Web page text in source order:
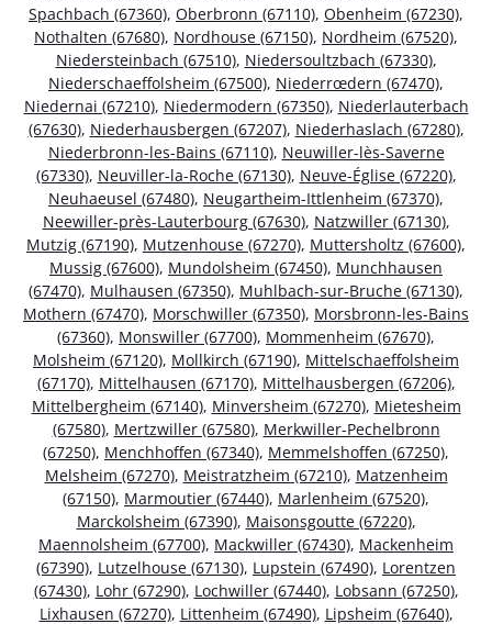
Spachbach (67360), Oberbronn (67110), Obenheim (67230),
Nothalten (67680), Nordhouse (67150), Nordheim (67520),
Niedersteinbach (67510), Niedersoultzbach (67330),
Niederschaeffolsheim (67500), Niederrœdern (67470),
Niedernai (67210), Niedermodern (67350), Niederlauterbach
(67630), Niederhausbergen (67207), Niederhaslach (67280),
Niederbronn-les-Bains (67110), Neuwiller-lès-Saverne
(67330), Neuviller-la-Roche (67130), Neuve-Église (67220),
Neuhaeusel (67480), Neugartheim-Ittlenheim (67370),
Neewiller-près-Lauterbourg (67630), Natzwiller (67130),
Mutzig (67190), Mutzenhouse (67270), Muttersholtz (67600),
Mussig (67600), Mundolsheim (67450), Munchhausen
(67470), Mulhausen (67350), Muhlbach-sur-Bruche (67130),
Mothern (67470), Morschwiller (67350), Morsbronn-les-Bains
(67360), Monswiller (67700), Mommenheim (67670),
Molsheim (67120), Mollkirch (67190), Mittelschaeffolsheim
(67170), Mittelhausen (67170), Mittelhausbergen (67206),
Mittelbergheim (67140), Minversheim (67270), Mietesheim
(67580), Mertzwiller (67580), Merkwiller-Pechelbronn
(67250), Menchhoffen (67340), Memmelshoffen (67250),
Melsheim (67270), Meistratzheim (67210), Matzenheim
(67150), Marmoutier (67440), Marlenheim (67520),
Marckolsheim (67390), Maisonsgoutte (67220),
Maennolsheim (67700), Mackwiller (67430), Mackenheim
(67390), Lutzelhouse (67130), Lupstein (67490), Lorentzen
(67430), Lohr (67290), Lochwiller (67440), Lobsann (67250),
Lixhausen (67270), Littenheim (67490), Lipsheim (67640),